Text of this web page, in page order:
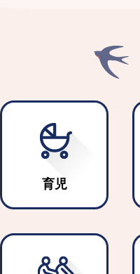
令和８年度保育施設
地域計画変更案に対
急な病気で困ったら
育児